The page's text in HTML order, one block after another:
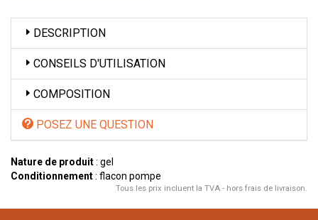
DESCRIPTION
CONSEILS D'UTILISATION
COMPOSITION
POSEZ UNE QUESTION
Nature de produit: gel
Conditionnement: flacon pompe
Tous les prix incluent la TVA - hors frais de livraison.